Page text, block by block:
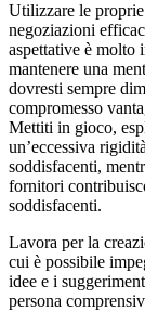
Utilizzare le
negoziazioni
aspettative è molto
mantenere una
dovresti sempre
compromesso
Mettiti in gioco,
un’eccessiva
soddisfacenti,
fornitori
soddisfacenti.
Lavora per la
cui è possibile
idee e i
persona